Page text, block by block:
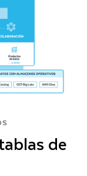
de